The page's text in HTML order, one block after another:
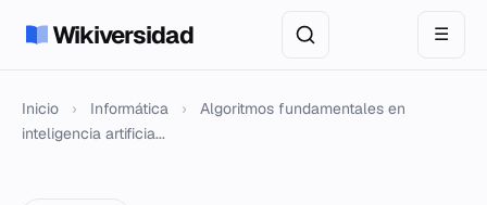
Wikiversidad ☰
Inicio › Informática ›
Algoritmos fundamentales en
inteligencia artificia...